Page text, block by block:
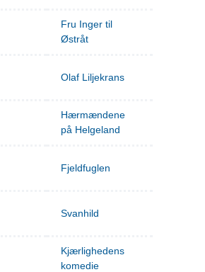
Fru Inger til
Østråt
Olaf Liljekrans
Hærmændene
på Helgeland
Fjeldfuglen
Svanhild
Kjærlighedens
komedie